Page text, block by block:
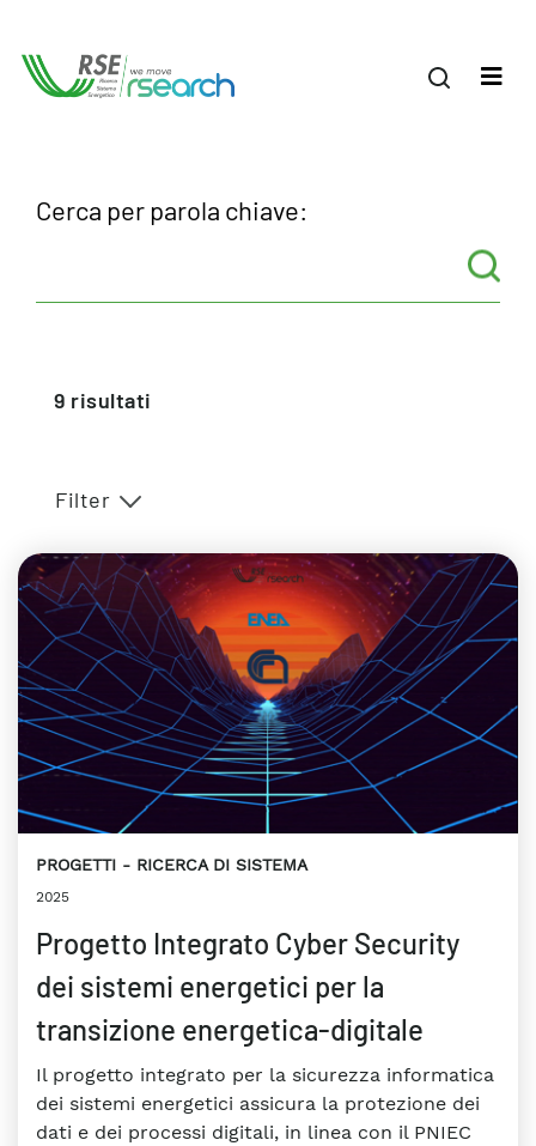
Cerca per parola chiave:
9 risultati
Filter
PROGETTI RICERCA DI SISTEMA
2025
Progetto Integrato Cyber Security
dei sistemi energetici per la
transizione energetica-digitale
Il progetto integrato per la sicurezza informatica
dei sistemi energetici assicura la protezione dei
dati e dei processi digitali, in linea con il PNIEC